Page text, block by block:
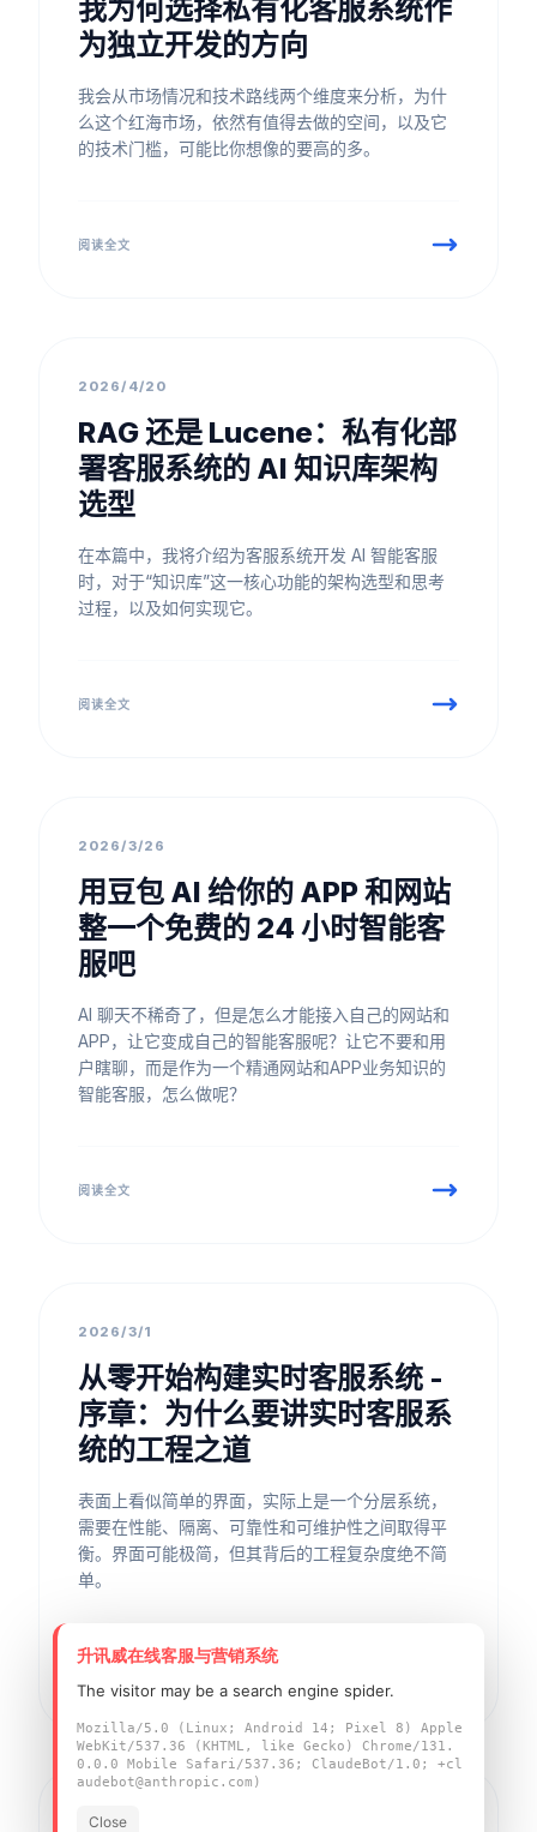
我为何选择私有化客服系统作
为独立开发的方向
我会从市场情况和技术路线两个维度来分析，为什
么这个红海市场，依然有值得去做的空间，以及它
的技术门槛，可能比你想像的要高的多。
阅读全文
团队文化
2026/4/20
RAG 还是 Lucene：私有化部
署客服系统的 AI 知识库架构
选型
在本篇中，我将介绍为客服系统开发 AI 智能客服
时，对于“知识库”这一核心功能的架构选型和思考
过程，以及如何实现它。
阅读全文
最佳实践
2026/3/26
用豆包 AI 给你的 APP 和网站
整一个免费的 24 小时智能客
服吧
AI 聊天不稀奇了，但是怎么才能接入自己的网站和
APP，让它变成自己的智能客服呢？让它不要和用
户瞎聊，而是作为一个精通网站和APP业务知识的
智能客服，怎么做呢？
阅读全文
团队文化
2026/3/1
从零开始构建实时客服系统 -
序章：为什么要讲实时客服系
统的工程之道
表面上看似简单的界面，实际上是一个分层系统，
需要在性能、隔离、可靠性和可维护性之间取得平
衡。界面可能极简，但其背后的工程复杂度绝不简
单。
行业洞察
2026/2/22
升讯威在线客服与营销系统
The visitor may be a search engine spider.
Mozilla/5.0 (Linux; Android 14; Pixel 8) Apple
WebKit/537.36 (KHTML, like Gecko) Chrome/131.
0.0.0 Mobile Safari/537.36; ClaudeBot/1.0; +cl
audebot@anthropic.com)
Close